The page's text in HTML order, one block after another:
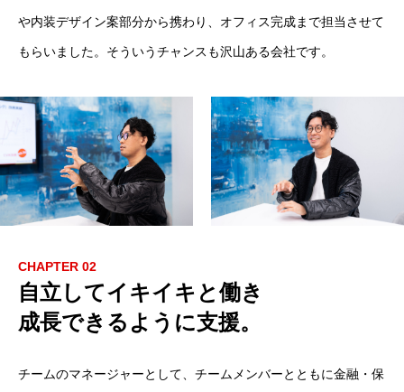
や内装デザイン案部分から携わり、オフィス完成まで担当させて
もらいました。そういうチャンスも沢山ある会社です。
CHAPTER 02
自立してイキイキと働き
成長できるように支援。
チームのマネージャーとして、チームメンバーとともに金融・保